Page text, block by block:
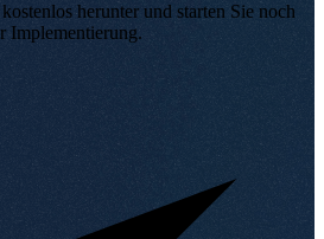
herunter und starten Sie noch
Implementierung.